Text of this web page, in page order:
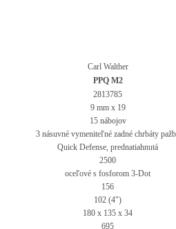
Carl Walther
PPQ M2
2813785
9 mm x 19
15 nábojov
3 násuvné vymeniteľné zadné chrbáty
Quick Defense, prednatiahnutá
2500
oceľové s fosforom 3-Dot
156
102 (4")
180 x 135 x 34
695